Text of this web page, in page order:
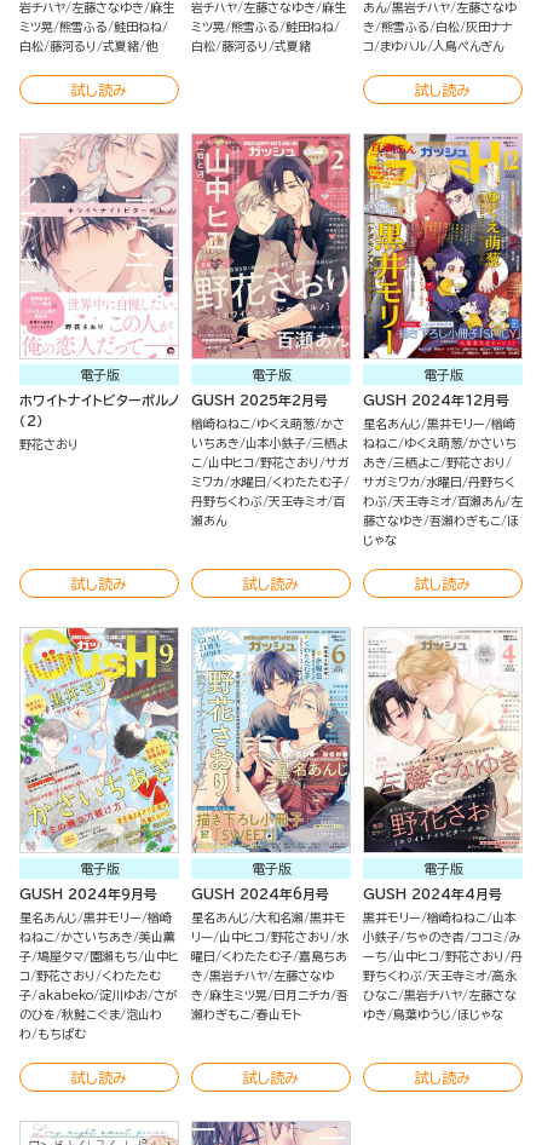
岩チハヤ 左藤さなゆき 麻生
ミツ晃 熊雪ふる 鮭田ねね
白松 藤河るり 式夏緒 他
試し読み
岩チハヤ 左藤さなゆき 麻生
ミツ晃 熊雪ふる 鮭田ねね
白松 藤河るり 式夏緒
あん 黒岩チハヤ 左藤さなゆ
き 熊雪ふる 白松 灰田ナナ
コ
まゆハル 人鳥ぺんぎん
試し読み
電子版
ホワイトナイトビターポルノ
（2）
野花さおり
試し読み
電子版
GUSH 2025年2月号
楢崎ねねこ ゆくえ萌葱 かさ
いちあき
山本小鉄子 三栖よ
こ
山中ヒコ 野花さおり
サガ
ミワカ 水曜日
くわたたむ子
丹野ちくわぶ 天王寺ミオ 百
瀬あん
試し読み
電子版
GUSH 2024年12月号
星名あんじ 黒井モリー 楢崎
ねねこ
ゆくえ萌葱 かさいち
あき 三栖よこ 野花さおり
サガミワカ 水曜日
丹野ちく
わぶ 天王寺ミオ 百瀬あん 左
藤さなゆき 吾瀬わぎもこ
ほ
じゃな
試し読み
電子版
GUSH 2024年9月号
星名あんじ 黒井モリー 楢崎
ねねこ
かさいちあき 美山薫
子 鳩屋タマ 園瀬もち
山中ヒ
コ 野花さおり
くわたたむ
子 akabeko 淀川ゆお さが
のひを 秋鮭こぐま 泡山わ
わ
もちぱむ
試し読み
電子版
GUSH 2024年6月号
星名あんじ 大和名瀬 黒井モ
リー
山中ヒコ 野花さおり
水
曜日
くわたたむ子 嘉島ちあ
き 黒岩チハヤ 左藤さなゆ
き 麻生ミツ晃 日月ニチカ 吾
瀬わぎもこ 春山モト
試し読み
電子版
GUSH 2024年4月号
黒井モリー 楢崎ねねこ
山本
小鉄子 ちゃのき杏 ココミ み
ーち
山中ヒコ 野花さおり
丹
野ちくわぶ 天王寺ミオ 高永
ひなこ 黒岩チハヤ 左藤さな
ゆき
鳥葉ゆうじ ほじゃな
試し読み